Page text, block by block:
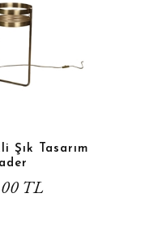
Şık Tasarım
TL